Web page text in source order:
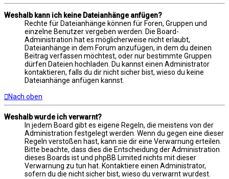
Weshalb kann ich keine Dateianhänge anfügen?
Rechte für Dateianhänge können für Foren, Gruppen und
einzelne Benutzer vergeben werden. Die Board-
Administration hat es möglicherweise nicht erlaubt,
Dateianhänge in dem Forum anzufügen, in dem du deinen
Beitrag verfassen möchtest, oder nur bestimmte Gruppen
dürfen Dateien hochladen. Du kannst einen Administrator
kontaktieren, falls du dir nicht sicher bist, wieso du keine
Dateianhänge anfügen kannst.
Nach oben
Weshalb wurde ich verwarnt?
In jedem Board gibt es eigene Regeln, die meistens von der
Administration festgelegt werden. Wenn du gegen eine dieser
Regeln verstoßen hast, kann sie dir eine Verwarnung erteilen.
Bitte beachte, dass dies die Entscheidung der Administration
dieses Boards ist und phpBB Limited nichts mit dieser
Verwarnung zu tun hat. Kontaktiere einen Administrator,
sofern du die nicht sicher bist, wieso du verwarnt wurdest.